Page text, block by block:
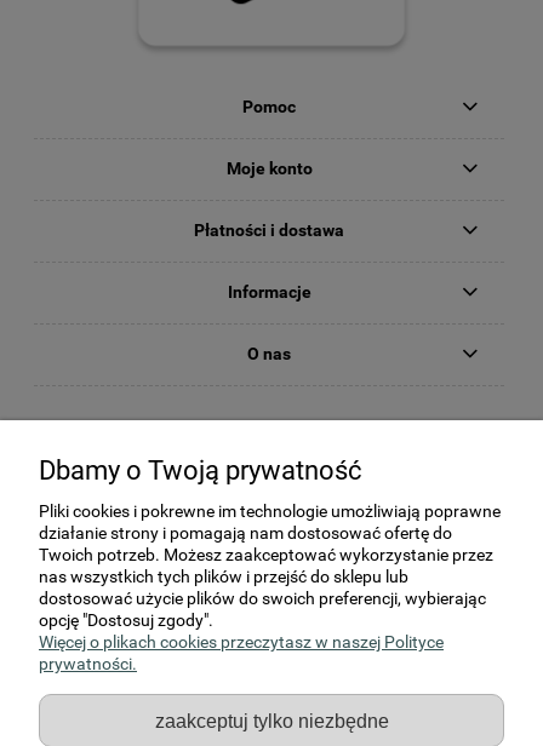
Pomoc
Moje konto
Płatności i dostawa
Informacje
O nas
KORNER Sp. z o.o., Strzałków, ul Kochanowskiego 2c, 97-500
Radomsko
NIP: 772-19-66-570, REGON: 590740518, KRS 0000059842
Kapitał zakładowy: 3 605 000,- zł
Dbamy o Twoją prywatność
Pliki cookies i pokrewne im technologie umożliwiają poprawne
działanie strony i pomagają nam dostosować ofertę do
Twoich potrzeb. Możesz zaakceptować wykorzystanie przez
nas wszystkich tych plików i przejść do sklepu lub
dostosować użycie plików do swoich preferencji, wybierając
opcję "Dostosuj zgody".
Więcej o plikach cookies przeczytasz w naszej Polityce
prywatności.
zaakceptuj tylko niezbędne